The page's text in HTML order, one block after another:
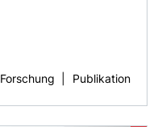
Forschung Publikation